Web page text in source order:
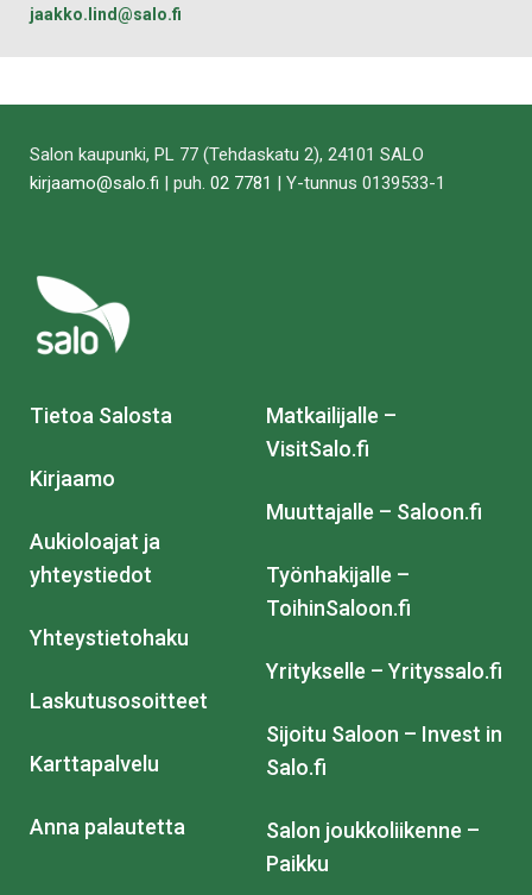
jaakko.​lind​@​salo.​fi​
Salon kaupunki, PL 77 (Tehdaskatu 2), 24101 SALO
kirjaamo@salo.fi | puh. 02 7781 | Y-tunnus 0139533-1
Tietoa Salosta
Kirjaamo
Aukioloajat ja
yhteystiedot
Yhteystietohaku
Laskutusosoitteet
Karttapalvelu
Anna palautetta
Matkailijalle –
VisitSalo.fi
Muuttajalle – Saloon.fi
Työnhakijalle –
ToihinSaloon.fi
Yritykselle – Yrityssalo.fi
Sijoitu Saloon – Invest in
Salo.fi
Salon joukkoliikenne –
Paikku